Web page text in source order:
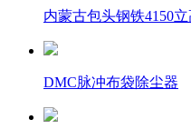
内蒙古包头钢铁4150
DMC脉冲布袋除尘器